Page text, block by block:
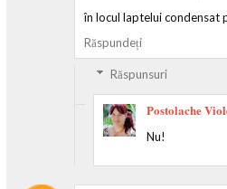
în locul laptelui condensat
Răspundeți
Răspunsuri
Postolache
Nu!